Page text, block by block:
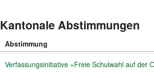
Kantonale Abstimmungen
Abstimmung
Verfassungsinitiative «Freie Schulwahl auf der